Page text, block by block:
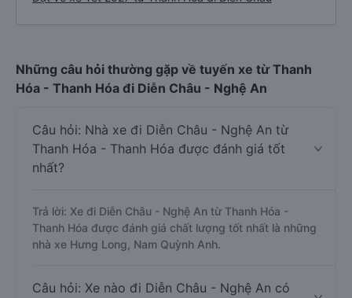
Những câu hỏi thường gặp về tuyến xe từ Thanh
Hóa - Thanh Hóa đi Diễn Châu - Nghệ An
Câu hỏi: Nhà xe đi Diễn Châu - Nghệ An từ
Thanh Hóa - Thanh Hóa được đánh giá tốt
nhất?
Trả lời: Xe đi Diễn Châu - Nghệ An từ Thanh Hóa -
Thanh Hóa được đánh giá chất lượng tốt nhất là những
nhà xe Hưng Long, Nam Quỳnh Anh.
Câu hỏi: Xe nào đi Diễn Châu - Nghệ An có